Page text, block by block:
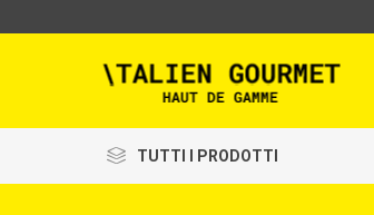
TUTTI I PRODOTTI